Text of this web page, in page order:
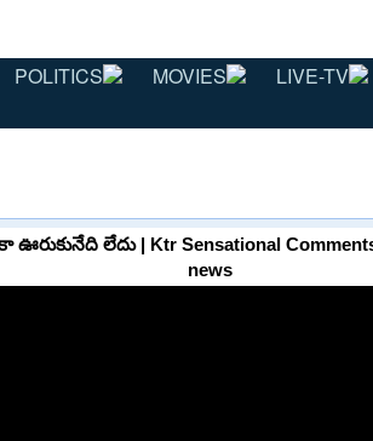
POLITICS MOVIES LIVE-TV
లేదు | Ktr Sensational
news